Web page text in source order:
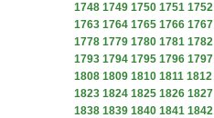
1748 1749 1750 1751 1752
1763 1764 1765 1766 1767
1778 1779 1780 1781 1782
1793 1794 1795 1796 1797
1808 1809 1810 1811 1812
1823 1824 1825 1826 1827
1838 1839 1840 1841 1842